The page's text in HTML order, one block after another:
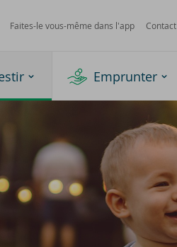
Faites-le vous-même dans l'app Contact
Emprunter